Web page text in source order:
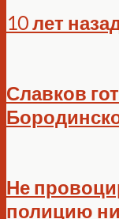
10 лет
Славков
Не
полицию